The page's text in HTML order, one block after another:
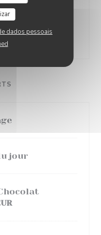
dados pessoais
comme à
jour